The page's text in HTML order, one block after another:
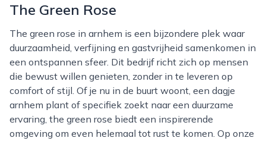
The Green Rose
The green rose in arnhem is een bijzondere plek waar
duurzaamheid, verfijning en gastvrijheid samenkomen in
een ontspannen sfeer. Dit bedrijf richt zich op mensen
die bewust willen genieten, zonder in te leveren op
comfort of stijl. Of je nu in de buurt woont, een dagje
arnhem plant of specifiek zoekt naar een duurzame
ervaring, the green rose biedt een inspirerende
omgeving om even helemaal tot rust te komen. Op onze